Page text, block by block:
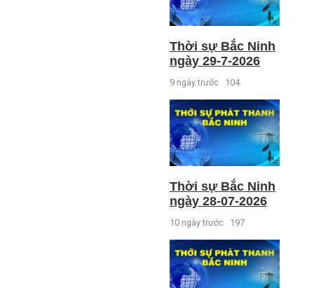
Thời sự Bắc Ninh
ngày 29-7-2026
9 ngày trước 104
Thời sự Bắc Ninh
ngày 28-07-2026
10 ngày trước 197